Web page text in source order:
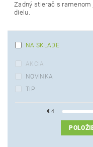
Zadný stierač s
dielu.
NA SKLADE
AKCIA
NOVINKA
TIP
€ 4